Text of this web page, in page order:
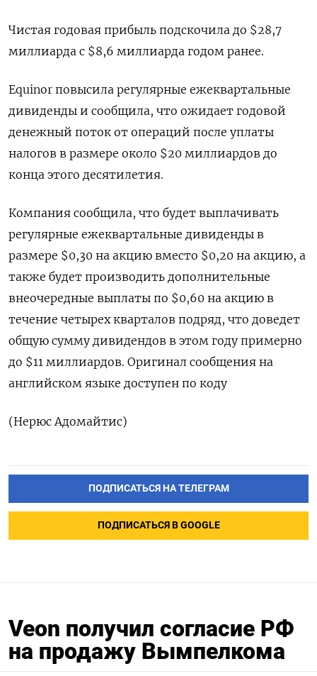
Чистая годовая прибыль подскочила до $28,7
миллиарда с $8,6 миллиарда годом ранее.
Equinor повысила регулярные ежеквартальные
дивиденды и сообщила, что ожидает годовой
денежный поток от операций после уплаты
налогов в размере около $20 миллиардов до
конца этого десятилетия.
Компания сообщила, что будет выплачивать
регулярные ежеквартальные дивиденды в
размере $0,30 на акцию вместо $0,20 на акцию, а
также будет производить дополнительные
внеочередные выплаты по $0,60 на акцию в
течение четырех кварталов подряд, что доведет
общую сумму дивидендов в этом году примерно
до $11 миллиардов. Оригинал сообщения на
английском языке доступен по коду
(Нерюс Адомайтис)
ПОДПИСАТЬСЯ НА ТЕЛЕГРАМ
ПОДПИСАТЬСЯ В GOOGLE
Veon получил согласие РФ
на продажу Вымпелкома